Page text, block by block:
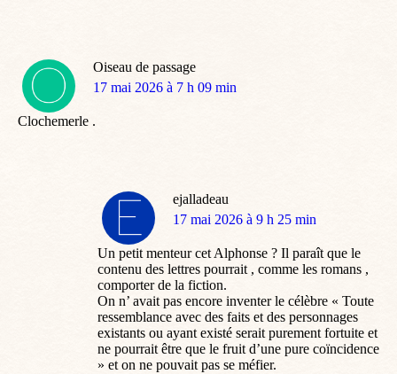
Oiseau de passage
dit
17 mai 2026 à 7 h 09 min
Clochemerle .
ejalladeau
dit
17 mai 2026 à 9 h 25 min
Un petit menteur cet Alphonse ? Il paraît que le
contenu des lettres pourrait , comme les romans ,
comporter de la fiction.
On n’ avait pas encore inventer le célèbre « Toute
ressemblance avec des faits et des personnages
existants ou ayant existé serait purement fortuite et
ne pourrait être que le fruit d’une pure coïncidence
» et on ne pouvait pas se méfier.